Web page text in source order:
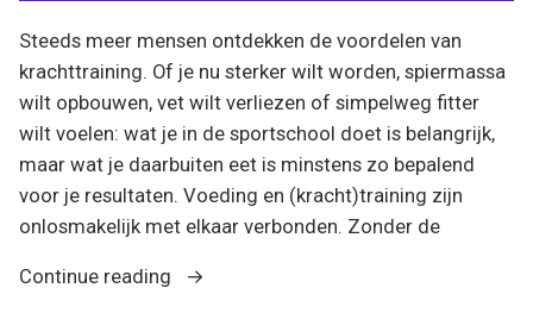
Steeds meer mensen ontdekken de voordelen van
krachttraining. Of je nu sterker wilt worden, spiermassa
wilt opbouwen, vet wilt verliezen of simpelweg fitter
wilt voelen: wat je in de sportschool doet is belangrijk,
maar wat je daarbuiten eet is minstens zo bepalend
voor je resultaten. Voeding en (kracht)training zijn
onlosmakelijk met elkaar verbonden. Zonder de
Continue reading
“Voeding